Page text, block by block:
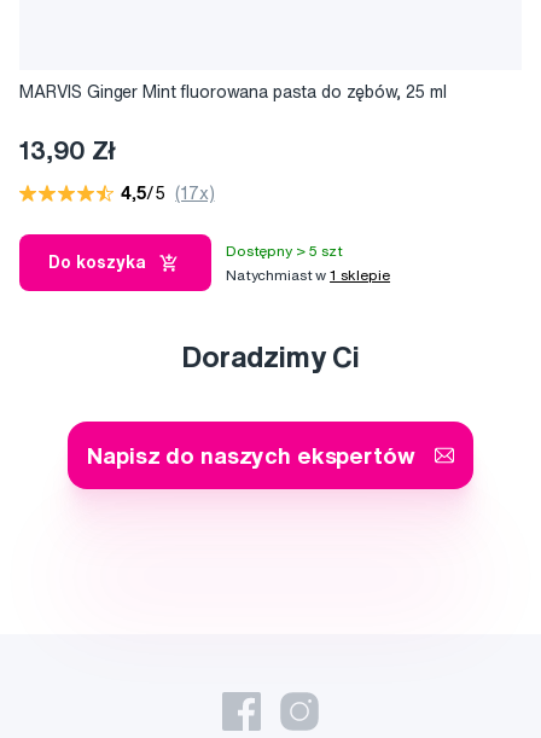
MARVIS Ginger Mint fluorowana pasta do zębów, 25 ml
13,90 Zł
4,5/5 (17x)
Do koszyka
Dostępny > 5 szt
Natychmiast w1 sklepie
Doradzimy Ci
Napisz do naszych ekspertów